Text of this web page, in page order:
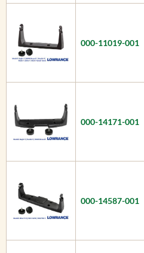
000-11019-001
000-14171-001
000-14587-001